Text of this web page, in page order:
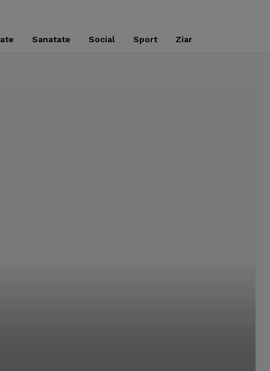
Sanatate Social Sport Ziar